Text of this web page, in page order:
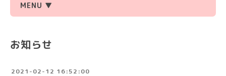
MENU ▼
お知らせ
2021-02-12 16:52:00